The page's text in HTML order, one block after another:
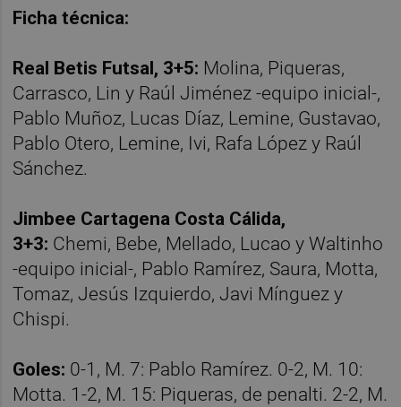
Ficha técnica:
Real Betis Futsal, 3+5: Molina, Piqueras,
Carrasco, Lin y Raúl Jiménez -equipo inicial-,
Pablo Muñoz, Lucas Díaz, Lemine, Gustavao,
Pablo Otero, Lemine, Ivi, Rafa López y Raúl
Sánchez.
Jimbee Cartagena Costa Cálida,
3+3: Chemi, Bebe, Mellado, Lucao y Waltinho
-equipo inicial-, Pablo Ramírez, Saura, Motta,
Tomaz, Jesús Izquierdo, Javi Mínguez y
Chispi.
Goles: 0-1, M. 7: Pablo Ramírez. 0-2, M. 10:
Motta. 1-2, M. 15: Piqueras, de penalti. 2-2, M.